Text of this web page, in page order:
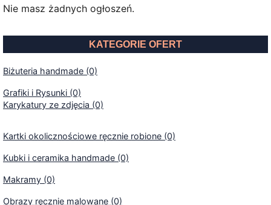
Nie masz żadnych ogłoszeń.
KATEGORIE OFERT
Biżuteria handmade (0)
Grafiki i Rysunki (0)
Karykatury ze zdjęcia (0)
Kartki okolicznościowe ręcznie robione (0)
Kubki i ceramika handmade (0)
Makramy (0)
Obrazy ręcznie malowane (0)